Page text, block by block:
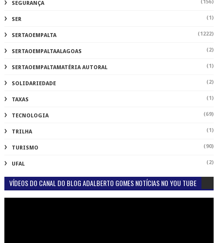
SEGURANÇA (156)
SER (1)
SERTAOEMPALTA (1222)
SERTAOEMPALTAALAGOAS (2)
SERTAOEMPALTAMATÉRIA AUTORAL (1)
SOLIDARIEDADE (2)
TAXAS (1)
TECNOLOGIA (69)
TRILHA (1)
TURISMO (90)
UFAL (2)
VÍDEOS DO CANAL DO BLOG ADALBERTO GOMES NOTÍCIAS NO YOU TUBE